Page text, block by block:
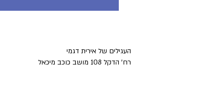
העגילים של אירית דגמי
רח' הדקל 108 מושב כוכב מיכאל